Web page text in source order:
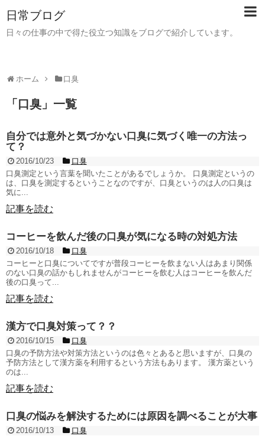
日常ブログ
日々の仕事の中で得た役立つ知識をブログで紹介しています。
ホーム 口臭
「 口臭 」 一覧
自分では意外と気づかない口臭に気づく唯一の方法っ
て？
2016/10/23
口臭
口臭測定という言葉を聞いたことがあるでしょうか。 口臭測定というの
は、口臭を測定するということなのですが、口臭というのは人の口臭は
気に...
記事を読む
コーヒーを飲んだ後の口臭が気になる時の対処方法
2016/10/18
口臭
コーヒーと口臭についてですが普段コーヒーを飲まない人はあまり関係
のない口臭の話かもしれませんがコーヒーを飲む人はコーヒーを飲んだ
後の口臭って...
記事を読む
漢方で口臭対策って？？
2016/10/15
口臭
口臭の予防方法や対策方法というのは色々とあると思いますが、口臭の
予防方法として漢方薬を利用するという方法もあります。 漢方薬という
のは...
記事を読む
口臭の悩みを解決するためには原因を調べることが大事
2016/10/13
口臭